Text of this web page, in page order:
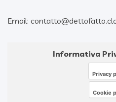
Email:
Informativa
Privacy
Cookie